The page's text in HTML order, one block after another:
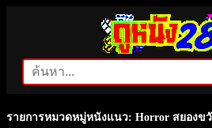
ค้นหา
รายการหมวดหมู่หนังแนว: Horror สยองข